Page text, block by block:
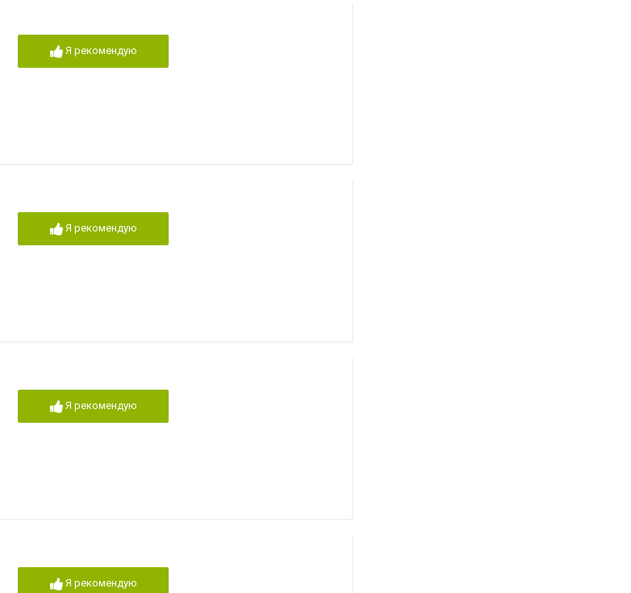
Я рекомендую
Я рекомендую
Я рекомендую
Я рекомендую